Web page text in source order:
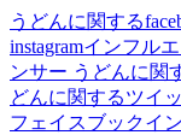
うどんに関する
instagramインフル
ンサー うどんに関
どんに関するツイ
フェイスブックイ